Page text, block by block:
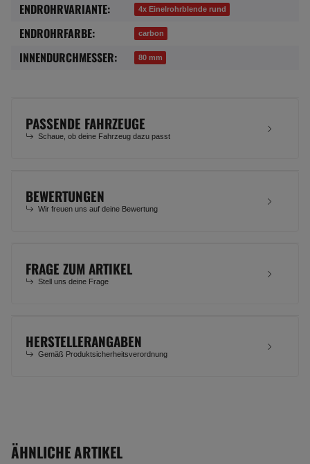
ENDROHRVARIANTE: 4x Einelrohrblende rund
ENDROHRFARBE: carbon
INNENDURCHMESSER: 80 mm
PASSENDE FAHRZEUGE
Schaue, ob deine Fahrzeug dazu passt
BEWERTUNGEN
Wir freuen uns auf deine Bewertung
FRAGE ZUM ARTIKEL
Stell uns deine Frage
HERSTELLERANGABEN
Gemäß Produktsicherheitsverordnung
ÄHNLICHE ARTIKEL